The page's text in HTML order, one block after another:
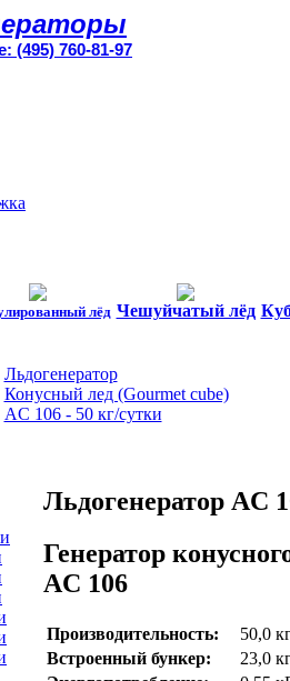
(495) 760-81-97
лёд Чешуйчатый лёд
Льдогенератор
Конусный лед (Gourmet cube)
AC 106 - 50 кг/сутки
Льдогенератор AC
Генератор
AC 106
Производительность:
50,0
Встроенный бункер:
23,0